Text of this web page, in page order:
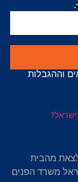
וההגבלות
מהבית
משרד הפנים